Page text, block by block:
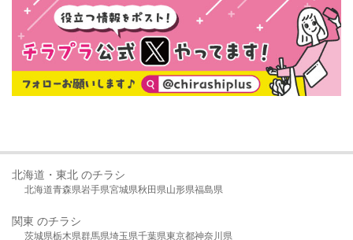
北海道・東北 のチラシ
北海道青森県岩手県宮城県秋田県山形県福島県
関東 のチラシ
茨城県栃木県群馬県埼玉県千葉県東京都神奈川県